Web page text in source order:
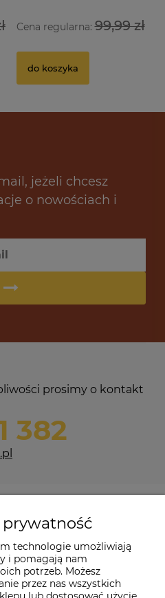
Cena regularna:99,99 zł
do koszyka
jeżeli chcesz
o nowościach i
prosimy o kontakt
382
technologie umożliwiają
i pomagają nam
potrzeb. Możesz
przez nas wszystkich